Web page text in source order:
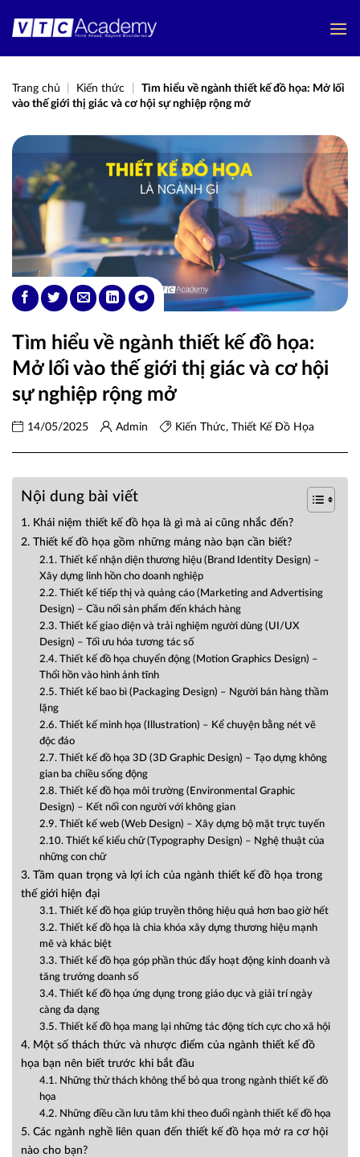
qua
Trang chủ Kiến thức
Tìm hiểu về ngành thiết kế đồ họa: Mở lối
vào thế giới thị giác và cơ hội sự nghiệp rộng mở
Tìm hiểu về ngành thiết kế đồ họa:
Mở lối vào thế giới thị giác và cơ hội
sự nghiệp rộng mở
14/05/2025 Admin Kiến Thức, Thiết Kế Đồ Họa
Nội dung bài viết
1. Khái niệm thiết kế đồ họa là gì mà ai cũng nhắc đến?
2. Thiết kế đồ họa gồm những mảng nào bạn cần biết?
2.1. Thiết kế nhận diện thương hiệu (Brand Identity Design) –
Xây dựng linh hồn cho doanh nghiệp
2.2. Thiết kế tiếp thị và quảng cáo (Marketing and Advertising
Design) – Cầu nối sản phẩm đến khách hàng
2.3. Thiết kế giao diện và trải nghiệm người dùng (UI/UX
Design) – Tối ưu hóa tương tác số
2.4. Thiết kế đồ họa chuyển động (Motion Graphics Design) –
Thổi hồn vào hình ảnh tĩnh
2.5. Thiết kế bao bì (Packaging Design) – Người bán hàng thầm
lặng
2.6. Thiết kế minh họa (Illustration) – Kể chuyện bằng nét vẽ
độc đáo
2.7. Thiết kế đồ họa 3D (3D Graphic Design) – Tạo dựng không
gian ba chiều sống động
2.8. Thiết kế đồ họa môi trường (Environmental Graphic
Design) – Kết nối con người với không gian
2.9. Thiết kế web (Web Design) – Xây dựng bộ mặt trực tuyến
2.10. Thiết kế kiểu chữ (Typography Design) – Nghệ thuật của
những con chữ
3. Tầm quan trọng và lợi ích của ngành thiết kế đồ họa trong
thế giới hiện đại
3.1. Thiết kế đồ họa giúp truyền thông hiệu quả hơn bao giờ hết
3.2. Thiết kế đồ họa là chìa khóa xây dựng thương hiệu mạnh
mẽ và khác biệt
3.3. Thiết kế đồ họa góp phần thúc đẩy hoạt động kinh doanh và
tăng trưởng doanh số
3.4. Thiết kế đồ họa ứng dụng trong giáo dục và giải trí ngày
càng đa dạng
3.5. Thiết kế đồ họa mang lại những tác động tích cực cho xã hội
4. Một số thách thức và nhược điểm của ngành thiết kế đồ
họa bạn nên biết trước khi bắt đầu
4.1. Những thử thách không thể bỏ qua trong ngành thiết kế đồ
họa
4.2. Những điều cần lưu tâm khi theo đuổi ngành thiết kế đồ họa
5. Các ngành nghề liên quan đến thiết kế đồ họa mở ra cơ hội
nào cho bạn?